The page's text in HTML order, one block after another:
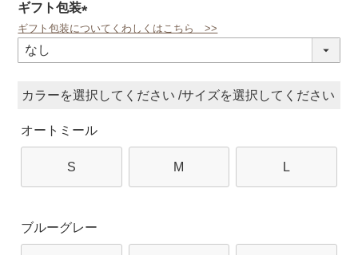
ギフト包装
(必
ギフト包装についてくわしくはこちら >>
カラー サイズ
オートミール
S M L
ブルーグレー